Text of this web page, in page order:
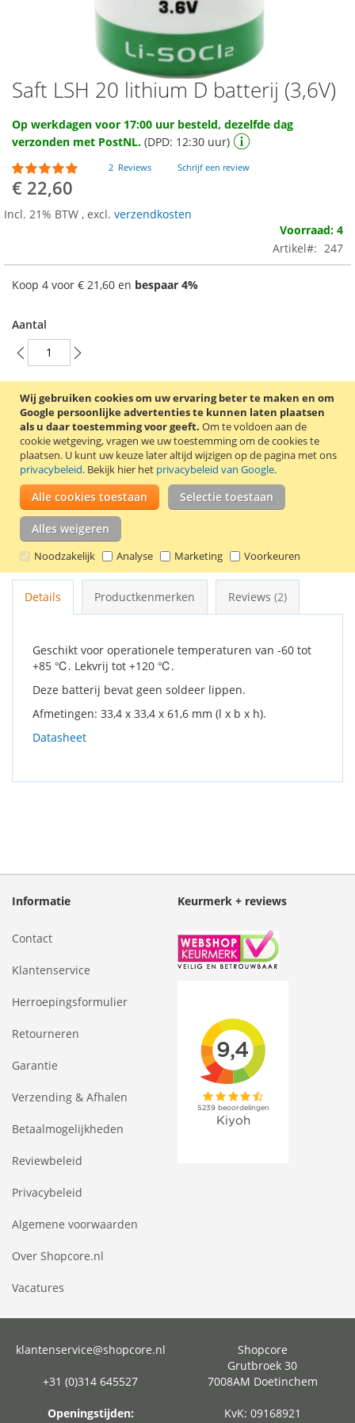
Wij gebruiken cookies om uw ervaring beter te maken en om
Google persoonlijke advertenties te kunnen laten plaatsen
als u daar toestemming voor geeft. Om te voldoen aan de
cookie wetgeving, vragen we uw toestemming om de cookies te
plaatsen. U kunt uw keuze later altijd wijzigen op de pagina met ons
privacybeleid. Bekijk hier het privacybeleid van Google.
Alle cookies toestaan Selectie toestaan
Alles weigeren
Noodzakelijk Analyse Marketing Voorkeuren
Ga
naar
het
begin
van
de
afbeeldingen-
gallerij
Saft LSH 20 lithium D batterij (3,6V)
Op werkdagen voor 17:00 uur besteld, dezelfde dag
verzonden met PostNL. (DPD: 12:30 uur)
Waardering:
95
% of100
2 Reviews Schrijf een review
€ 22,60
Incl. 21% BTW , excl. verzendkosten
Voorraad: 4
Artikel
247
Koop 4 voor € 21,60 en bespaar 4%
Aantal
In Winkelwagen
VOEG TOE AAN VERLANGLIJST
TOEVOEGEN OM TE VERGELIJKEN
Saft Lithium-Thionyl Chloride (Li-SOCl2) D batterij LSH 20.
Voltage: 3,6 Volt.
Details Productkenmerken Reviews 2
Geschikt voor operationele temperaturen van -60 tot
+85 ℃. Lekvrij tot +120 ℃.
Deze batterij bevat geen soldeer lippen.
Afmetingen: 33,4 x 33,4 x 61,6 mm (l x b x h).
Datasheet
Informatie
Contact
Klantenservice
Herroepingsformulier
Retourneren
Garantie
Verzending & Afhalen
Betaalmogelijkheden
Reviewbeleid
Privacybeleid
Algemene voorwaarden
Over Shopcore.nl
Vacatures
Keurmerk + reviews
klantenservice@shopcore.nl
+31 (0)314 645527
Openingstijden:
Shopcore
Grutbroek 30
7008AM Doetinchem
KvK: 09168921